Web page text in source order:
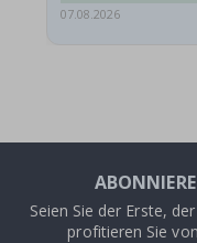
07.08.2026
Seien Sie der Erste,
profitieren Sie